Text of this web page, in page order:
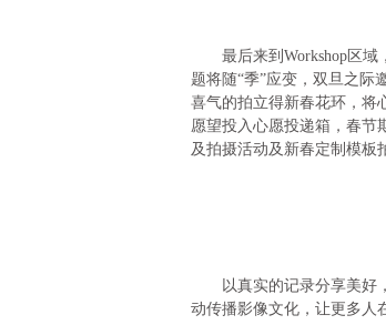
最后来到Workshop区域
题将随“季”应变，双旦之际
喜气的拍立得新春花环，将
愿望投入心愿投递箱，春节
及拍摄活动及新春定制模板
以真实的记录分享美好，
动传播影像文化，让更多人